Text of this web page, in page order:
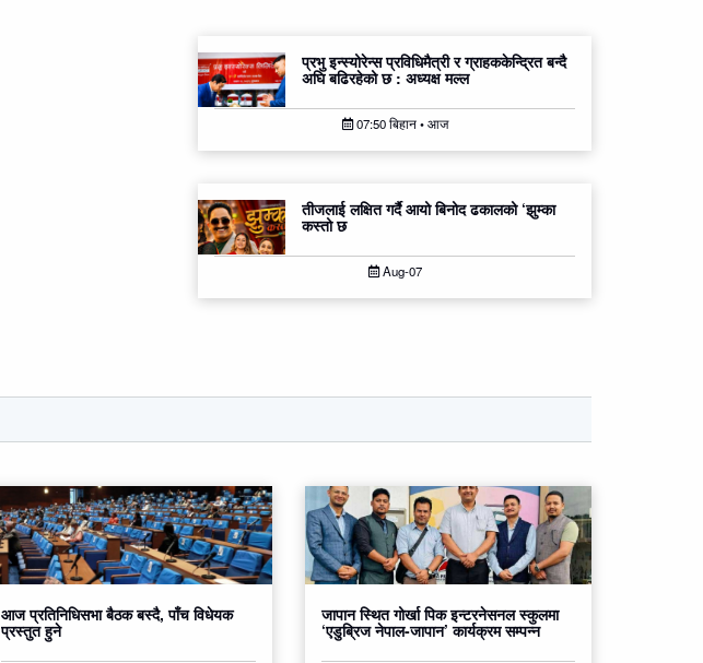
प्रभु इन्स्योरेन्स प्रविधिमैत्री र ग्राहककेन्द्रित बन्दै
अघि बढिरहेको छ : अध्यक्ष मल्ल
07:50 बिहान • आज
तीजलाई लक्षित गर्दै आयो बिनोद ढकालको ‘झुम्का
कस्तो छ
Aug-07
आज प्रतिनिधिसभा बैठक बस्दै, पाँच विधेयक
प्रस्तुत हुने
जापान स्थित गोर्खा पिक इन्टरनेसनल स्कुलमा
‘एडुब्रिज नेपाल-जापान’ कार्यक्रम सम्पन्न